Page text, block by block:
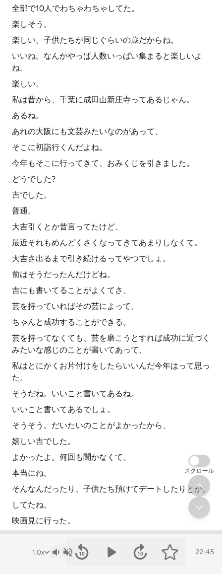
全部で10人でわちゃわちゃしてた。
楽しそう。
楽しい。子供たちが同じぐらいの歳だからね。
いいね。なんかやっぱ人数いっぱい集まると楽しいよ
ね。
楽しい。
私は昔から、千葉に成田山新庄寺ってあるじゃん。
あるね。
あれの大阪にも文芸みたいなのがあって、
そこに初詣行くんだよね。
今年もそこに行ってきて、おみくじを引きました。
どうでした?
吉でした。
普通。
大吉引くとか昔言ってたけど、
最近それもめんどくさくなってきてあまりしなくて。
大吉さ出るまで引き続けるってやつでしょ。
前はそうだったんだけどね。
吉にも書いてることがよくてさ、
芸を持っていればその芸によって、
ちゃんと成功することができる。
芸を持ってなくても、芸を磨こうとすれば成功に近づく
みたいな感じのことが書いてあって、
私はとにかくお片付けをしたらいいんだ今年はって思っ
た。
そうだね。いいこと書いてあるね。
いいこと書いてあるでしょ。
そうそう。だいたいのことがよかったから、
嬉しい吉でした。
よかったよ。何回も聞かなくて。
本当にね。
そんなんだったり、子供たち預けてデートしたりとか。
してたね。
映画見に行った。
モアナ2。
22:45
スクロール